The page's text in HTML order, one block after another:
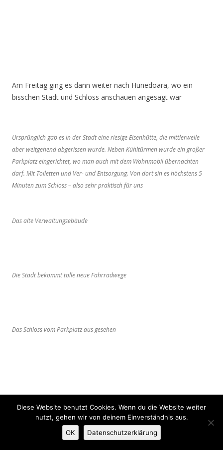
Am Freitag ging es dann weiter nach Hunedoara, wo ein
bisschen Stadt und Schloss anschauen angesagt war
Ursprünglich gab es in der Stadt eine riesige Eisenhütte, die mittlerweile
aber weitgehend abgerissen wurde. Neben Kühltürmen wurde ein großer
Parkplatz eingerichtet, wo man auch mit dem Wohnmobil übernachten
darf. Mit Toiletten und Ver- und Entsorgung. Von dort sin es höchstens 5
Minuten zum Schloss – also sehr praktisch für uns
Das alte Verwaltungsebäude
Die Stadt bekommt tolle neue Fahrradwege
Das Schloss vom Parkplatz aus gesehen
Im Schloss wurden wohl auch schon viele Filme gedreht
Nach dem Schlossbesuch heute Morgen ging es dann weiter
zur Râpa Rosie, der Rosa Schlucht, wo wir ziemlich klettern
Diese Website benutzt Cookies. Wenn du die Website weiter
nutzt, gehen wir von deinem Einverständnis aus.
OK
Datenschutzerklärung